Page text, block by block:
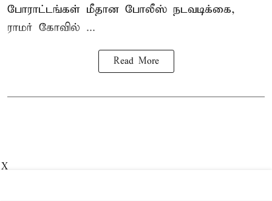
போராட்டங்கள் மீதான போலீஸ் நடவடிக்கை,
ராமர் கோவில் ...
Read More
X